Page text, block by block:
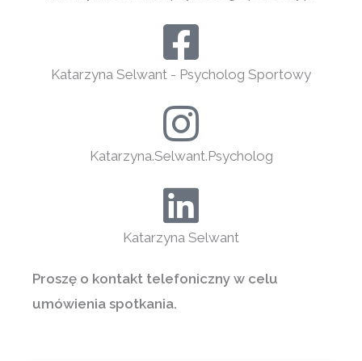
Katarzyna Selwant - Psycholog Sportowy
Katarzyna.Selwant.Psycholog
Katarzyna Selwant
Proszę o kontakt telefoniczny w celu
umówienia spotkania.